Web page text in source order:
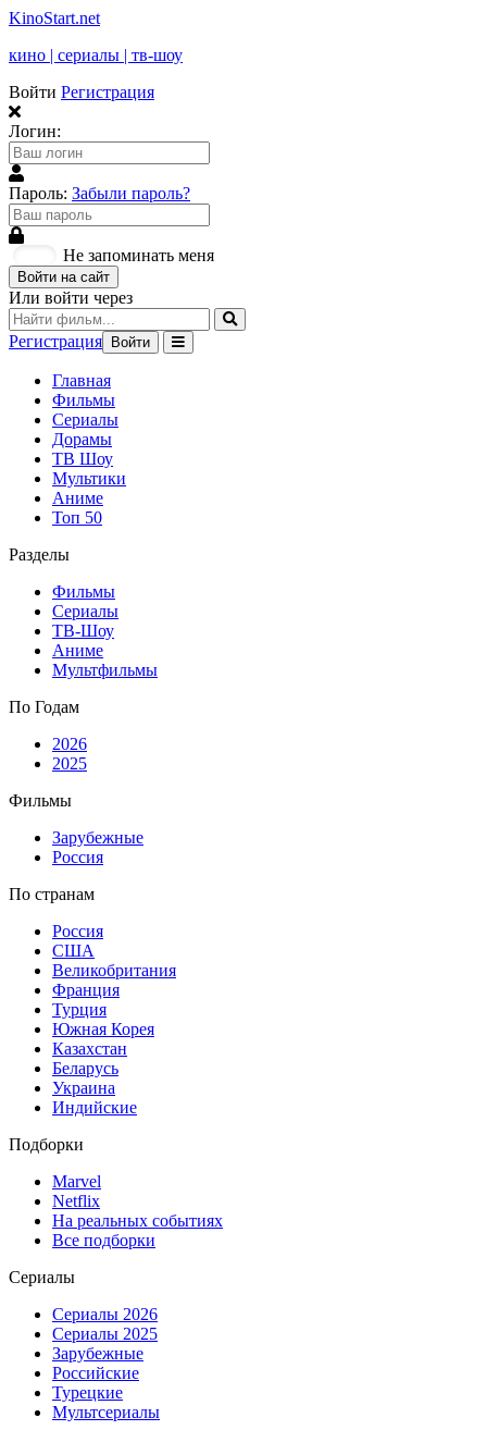
KinoStart.net
кино | сериалы | тв-шоу
Войти Регистрация
Логин:
Пароль: Забыли пароль?
Не запоминать меня
Войти на сайт
Или войти через
Регистрация Войти
Главная
Фильмы
Сериалы
Дорамы
ТВ Шоу
Мультики
Аниме
Топ 50
Разделы
Фильмы
Сериалы
ТВ-Шоу
Аниме
Мультфильмы
По Годам
2026
2025
Фильмы
Зарубежные
Россия
По странам
Россия
США
Великобритания
Франция
Турция
Южная Корея
Казахстан
Беларусь
Украина
Индийские
Подборки
Marvel
Netflix
На реальных событиях
Все подборки
Сериалы
Сериалы 2026
Сериалы 2025
Зарубежные
Российские
Турецкие
Мультсериалы